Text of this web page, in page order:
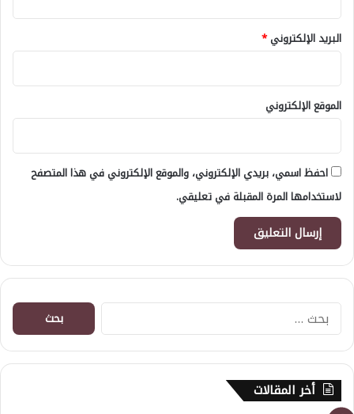
البريد الإلكتروني*
الموقع الإلكتروني
احفظ اسمي، بريدي الإلكتروني، والموقع الإلكتروني في هذا المتصفح
لاستخدامها المرة المقبلة في تعليقي.
البحث
عن:
أخر المقالات